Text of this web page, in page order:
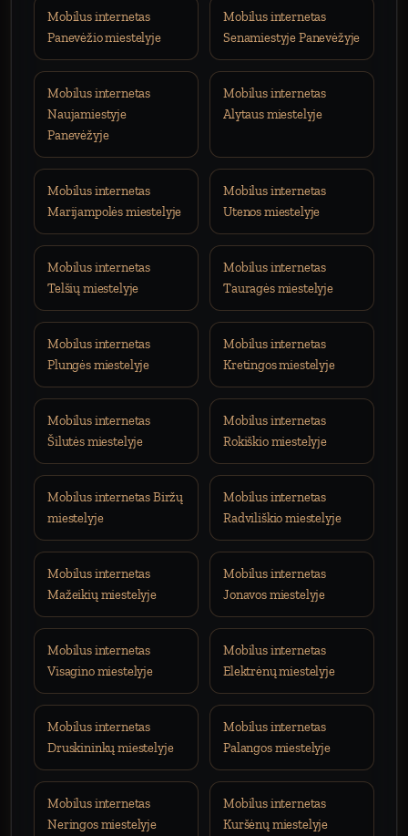
Mobilus internetas
Panevėžio miestelyje
Mobilus internetas
Senamiestyje Panevėžyje
Mobilus internetas
Naujamiestyje
Panevėžyje
Mobilus internetas
Alytaus miestelyje
Mobilus internetas
Marijampolės miestelyje
Mobilus internetas
Utenos miestelyje
Mobilus internetas
Telšių miestelyje
Mobilus internetas
Tauragės miestelyje
Mobilus internetas
Plungės miestelyje
Mobilus internetas
Kretingos miestelyje
Mobilus internetas
Šilutės miestelyje
Mobilus internetas
Rokiškio miestelyje
Mobilus internetas Biržų
miestelyje
Mobilus internetas
Radviliškio miestelyje
Mobilus internetas
Mažeikių miestelyje
Mobilus internetas
Jonavos miestelyje
Mobilus internetas
Visagino miestelyje
Mobilus internetas
Elektrėnų miestelyje
Mobilus internetas
Druskininkų miestelyje
Mobilus internetas
Palangos miestelyje
Mobilus internetas
Neringos miestelyje
Mobilus internetas
Kuršėnų miestelyje